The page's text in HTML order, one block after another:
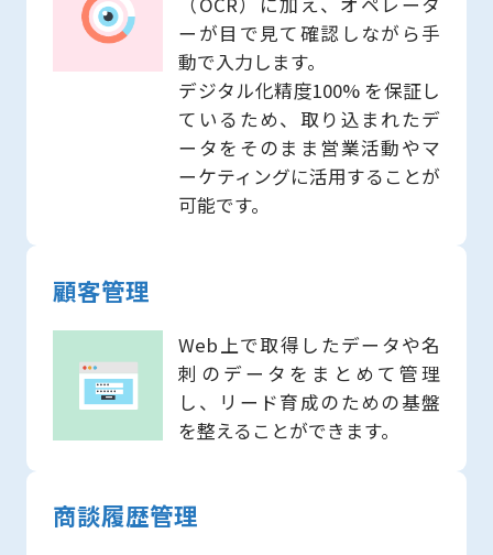
ーが目で見て確認しながら手
動で入力します。
デジタル化精度100% を保証し
ているため、取り込まれたデ
ータをそのまま営業活動やマ
ーケティングに活用することが
可能です。
顧客管理
Web上で取得したデータや名
刺のデータをまとめて管理
し、リード育成のための基盤
を整えることができます。
商談履歴管理